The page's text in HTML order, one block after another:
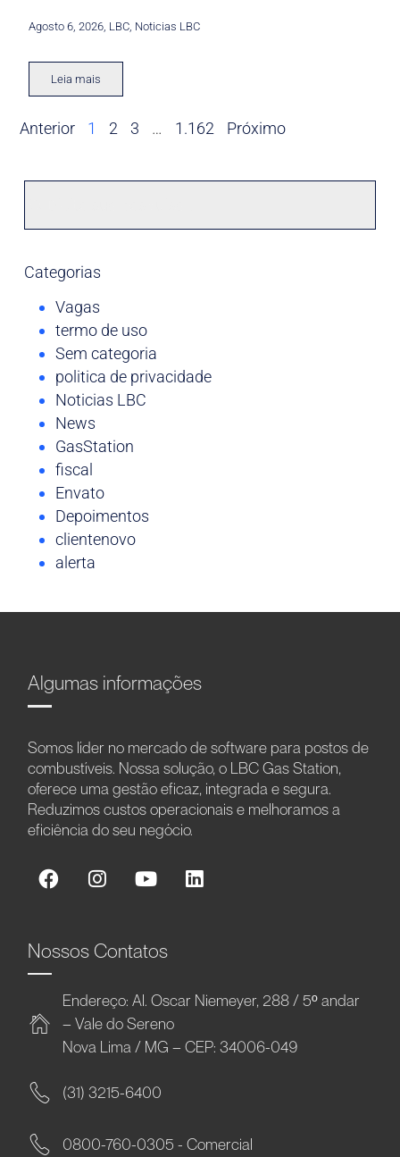
Agosto 6, 2026 LBC Noticias LBC
Leia mais
Anterior 1 2 3 … 1.162 Próximo
Categorias
Vagas
termo de uso
Sem categoria
politica de privacidade
Noticias LBC
News
GasStation
fiscal
Envato
Depoimentos
clientenovo
alerta
Algumas informações
Somos líder no mercado de software para postos de
combustíveis. Nossa solução, o LBC Gas Station,
oferece uma gestão eficaz, integrada e segura.
Reduzimos custos operacionais e melhoramos a
eficiência do seu negócio.
Nossos Contatos
Endereço: Al. Oscar Niemeyer, 288 / 5º andar
– Vale do Sereno
Nova Lima / MG – CEP: 34006-049
(31) 3215-6400
0800-760-0305 - Comercial